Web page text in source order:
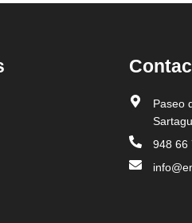
Paseo
948 66